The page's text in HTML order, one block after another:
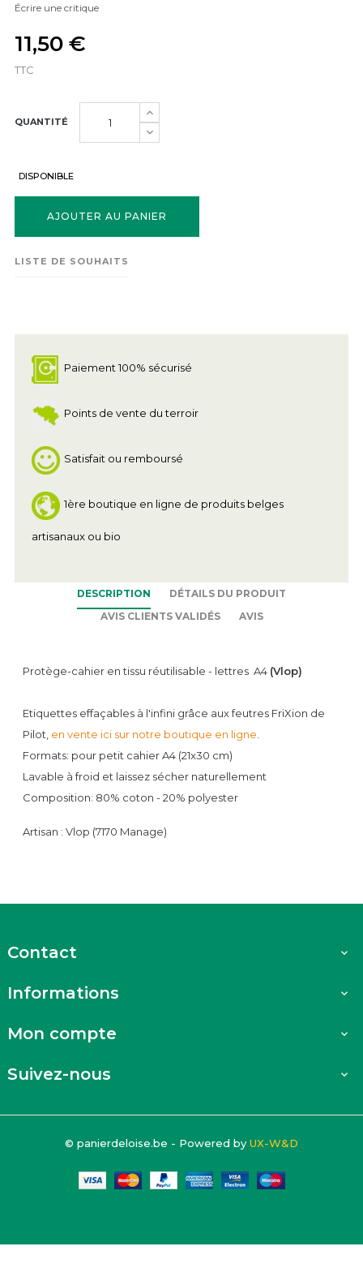
Écrire une critique
11,50 €
TTC
QUANTITÉ
DISPONIBLE
AJOUTER AU PANIER
LISTE DE SOUHAITS
Paiement 100% sécurisé
Points de vente du terroir
Satisfait ou remboursé
1ère boutique en ligne de produits belges
artisanaux ou bio
DESCRIPTION
DÉTAILS DU PRODUIT
AVIS CLIENTS VALIDÉS
AVIS
Protège-cahier en tissu réutilisable - lettres A4 (Vlop)
Etiquettes effaçables à l'infini grâce aux feutres FriXion de
Pilot, en vente ici sur notre boutique en ligne
Formats: pour petit cahier A4 (21x30 cm)
Lavable à froid et laissez sécher naturellement
Composition: 80% coton - 20% polyester
Artisan : Vlop (7170 Manage)
Contact 
Informations 
Mon compte 
Suivez-nous 
© panierdeloise.be - Powered by UX-W&D